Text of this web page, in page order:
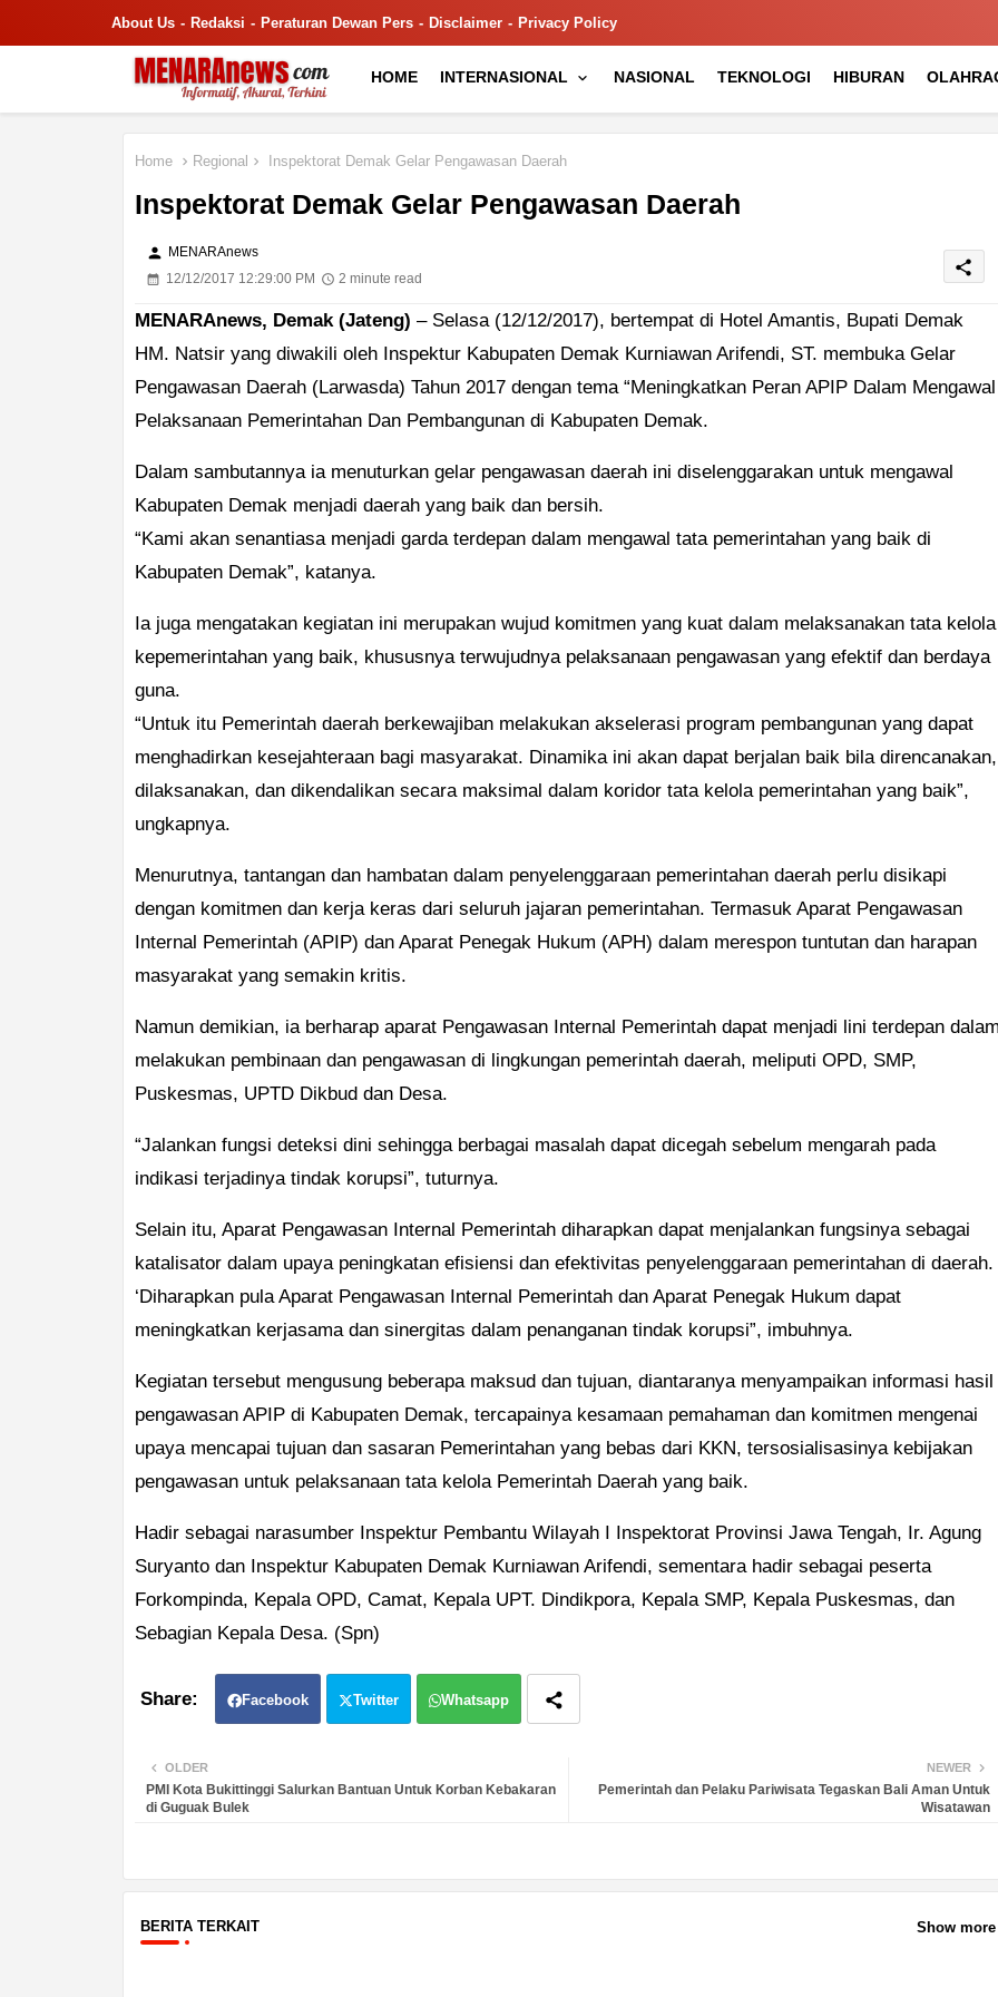
About Us Redaksi Peraturan Dewan Pers Disclaimer Privacy Policy
HOME INTERNASIONAL NASIONAL TEKNOLOGI HIBURAN
Home Regional Inspektorat Demak Gelar Pengawasan Daerah
Inspektorat Demak Gelar Pengawasan Daerah
person MENARAnews
12/12/2017 12:29:00 PM
2 minute read
share
MENARAnews, Demak (Jateng) – Selasa (12/12/2017), bertempat di Hotel Amantis, Bupati Demak
HM. Natsir yang diwakili oleh Inspektur Kabupaten Demak Kurniawan Arifendi, ST. membuka Gelar
Pengawasan Daerah (Larwasda) Tahun 2017 dengan tema “Meningkatkan Peran APIP Dalam Mengawal
Pelaksanaan Pemerintahan Dan Pembangunan di Kabupaten Demak.
Dalam sambutannya ia menuturkan gelar pengawasan daerah ini diselenggarakan untuk mengawal
Kabupaten Demak menjadi daerah yang baik dan bersih.
“Kami akan senantiasa menjadi garda terdepan dalam mengawal tata pemerintahan yang baik di
Kabupaten Demak”, katanya.
Ia juga mengatakan kegiatan ini merupakan wujud komitmen yang kuat dalam melaksanakan tata kelola
kepemerintahan yang baik, khususnya terwujudnya pelaksanaan pengawasan yang efektif dan berdaya
guna.
“Untuk itu Pemerintah daerah berkewajiban melakukan akselerasi program pembangunan yang dapat
menghadirkan kesejahteraan bagi masyarakat. Dinamika ini akan dapat berjalan baik bila direncanakan,
dilaksanakan, dan dikendalikan secara maksimal dalam koridor tata kelola pemerintahan yang baik”,
ungkapnya.
Menurutnya, tantangan dan hambatan dalam penyelenggaraan pemerintahan daerah perlu disikapi
dengan komitmen dan kerja keras dari seluruh jajaran pemerintahan. Termasuk Aparat Pengawasan
Internal Pemerintah (APIP) dan Aparat Penegak Hukum (APH) dalam merespon tuntutan dan harapan
masyarakat yang semakin kritis.
Namun demikian, ia berharap aparat Pengawasan Internal Pemerintah dapat menjadi lini terdepan
melakukan pembinaan dan pengawasan di lingkungan pemerintah daerah, meliputi OPD, SMP,
Puskesmas, UPTD Dikbud dan Desa.
“Jalankan fungsi deteksi dini sehingga berbagai masalah dapat dicegah sebelum mengarah pada
indikasi terjadinya tindak korupsi”, tuturnya.
Selain itu, Aparat Pengawasan Internal Pemerintah diharapkan dapat menjalankan fungsinya sebagai
katalisator dalam upaya peningkatan efisiensi dan efektivitas penyelenggaraan pemerintahan di daerah.
‘Diharapkan pula Aparat Pengawasan Internal Pemerintah dan Aparat Penegak Hukum dapat
meningkatkan kerjasama dan sinergitas dalam penanganan tindak korupsi”, imbuhnya.
Kegiatan tersebut mengusung beberapa maksud dan tujuan, diantaranya menyampaikan informasi hasil
pengawasan APIP di Kabupaten Demak, tercapainya kesamaan pemahaman dan komitmen mengenai
upaya mencapai tujuan dan sasaran Pemerintahan yang bebas dari KKN, tersosialisasinya kebijakan
pengawasan untuk pelaksanaan tata kelola Pemerintah Daerah yang baik.
Hadir sebagai narasumber Inspektur Pembantu Wilayah I Inspektorat Provinsi Jawa Tengah, Ir. Agung
Suryanto dan Inspektur Kabupaten Demak Kurniawan Arifendi, sementara hadir sebagai peserta
Forkompinda, Kepala OPD, Camat, Kepala UPT. Dindikpora, Kepala SMP, Kepala Puskesmas, dan
Sebagian Kepala Desa. (Spn)
Facebook Twitter Whatsapp
NEWER
Pemerintah dan Pelaku Pariwisata Tegaskan Bali Aman Untuk
Wisatawan
OLDER
PMI Kota Bukittinggi Salurkan Bantuan Untuk Korban Kebakaran
di Guguak Bulek
BERITA TERKAIT Show more